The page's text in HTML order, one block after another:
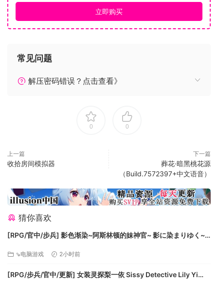
的本体，在桌面上尽情和恋恋调情吧~！
养成！养成！养成！这是个（挂机）养成游戏！
并不会占用你太多的时间，只要你的电脑有足够的内存，但
经常注意自己的属性值
生命值
饱食度
体力值
理智值
任一归零，生命值就会持续下降，
战斗完毕后要记得及时回复哦，还是说你连小怪也打不过呢？
立即购买
常见问题
解压密码错误？点击查看》
0 0
上一篇
收拾房间模拟器
下一篇
葬花·暗黑桃花源
（Build.7572397+中文语音）
猜你喜欢
[RPG/官中/步兵] 影色渐染~阿斯林顿的妹神官~ 影に染まりゆく~
⇘电脑游戏 2小时前
[RPG/步兵/官中/更新] 女装灵探梨一依 Sissy Detective Lily Yi